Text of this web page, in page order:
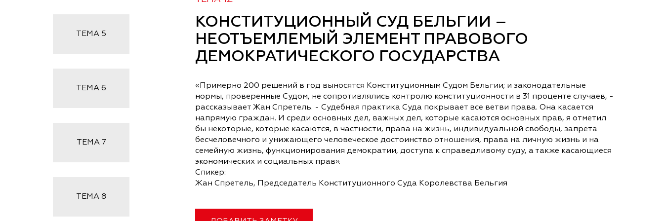
ТЕМА 5
ТЕМА 6
ТЕМА7
ТЕМА 8
КОНСТИТУЦИОННЫЙ СУД БЕЛЬГИИ –
НЕОТЪЕМЛЕМЫЙ ЭЛЕМЕНТ ПРАВОВОГО
ДЕМОКРАТИЧЕСКОГО ГОСУДАРСТВА
«Примерно 200 решений в год выносятся Конституционным Судом Бельгии; и законодательные
нормы, проверенные Судом, не сопротивлялись контролю конституционности в 31 проценте случаев, -
рассказывает Жан Спретель. - Судебная практика Суда покрывает все ветви права. Она касается
напрямую граждан. И среди основных дел, важных дел, которые касаются основных прав, я отметил
бы некоторые, которые касаются, в частности, права на жизнь, индивидуальной свободы, запрета
бесчеловечного и унижающего человеческое достоинство отношения, права на личную жизнь и на
семейную жизнь, функционирования демократии, доступа к справедливому суду, а также касающиеся
экономических и социальных прав».
Спикер:
Жан Спретель, Председатель Конституционного Суда Королевства Бельгия